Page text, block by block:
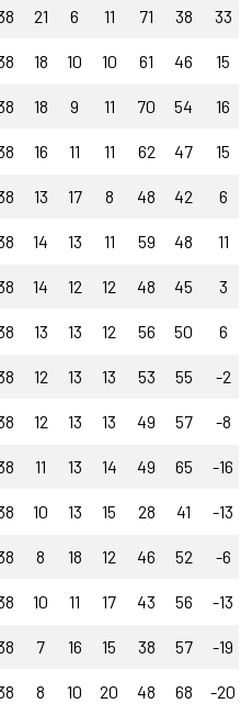
21 6 11 71 38 33
18 10 10 61 46 15
18 9 11 70 54 16
16 11 11 62 47 15
13 17 8 48 42 6
14 13 11 59 48 11
14 12 12 48 45 3
13 13 12 56 50 6
12 13 13 53 55 -2
12 13 13 49 57 -8
11 13 14 49 65 -16
10 13 15 28 41 -13
8 18 12 46 52 -6
10 11 17 43 56 -13
7 16 15 38 57 -19
8 10 20 48 68 -20